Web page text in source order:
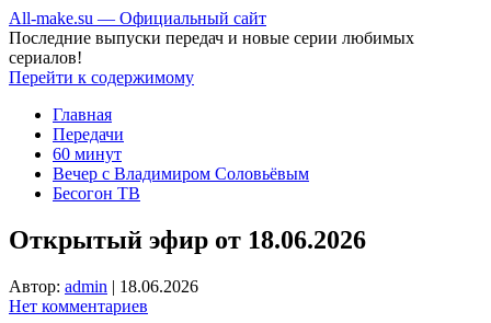
All-make.su — Официальный сайт
Последние выпуски передач и новые серии любимых
сериалов!
Перейти к содержимому
Главная
Передачи
60 минут
Вечер с Владимиром Соловьёвым
Бесогон ТВ
Открытый эфир от 18.06.2026
Автор: admin | 18.06.2026
Нет комментариев